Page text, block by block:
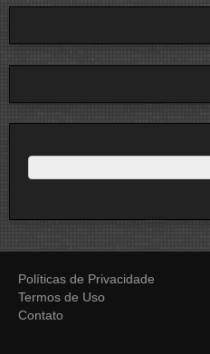
Políticas de Privacidade
Termos de Uso
Contato